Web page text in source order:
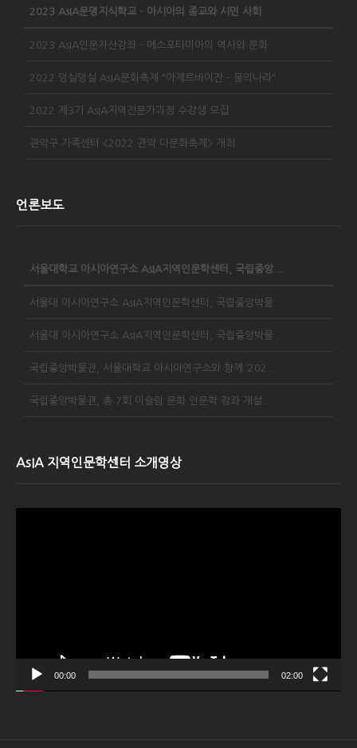
2023 AsIA문명지식학교 - 아시아의 종교와 시민 사회
2023 AsIA인문자산강좌 - 메소포타미아의 역사와 문화
2022 덩실덩실 AsIA문화축제 "아제르바이잔 - 불의나라"
2022 제3기 AsIA지역전문가과정 수강생 모집
관악구 가족센터 <2022 관악 다문화축제> 개최
언론보도
서울대학교 아시아연구소 AsIA지역인문학센터, 국립중앙...
서울대 아시아연구소 AsIA지역인문학센터, 국립중앙박물...
서울대 아시아연구소 AsIA지역인문학센터, 국립중앙박물...
국립중앙박물관, 서울대학교 아시아연구소와 함께 ‘202...
국립중앙박물관, 총 7회 이슬람 문화 인문학 강좌 개설...
AsIA 지역인문학센터 소개영상
00:00 02:00